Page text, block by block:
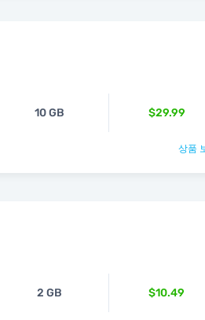
10 GB $29.99
상품
2 GB $10.49